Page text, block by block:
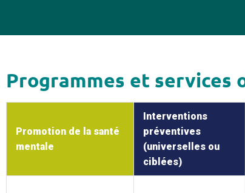
r
Programmes et services
Promotion de la santé
mentale
Interventions
préventives
(universelles ou
ciblées)